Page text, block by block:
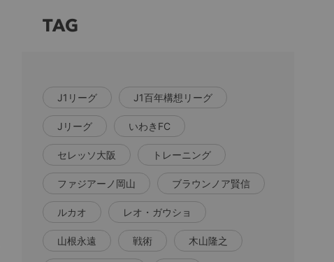
TAG
J1リーグ J1百年構想リーグ
Jリーグ いわきFC
セレッソ大阪 トレーニング
ファジアーノ岡山 ブラウンノア賢信
ルカオ レオ・ガウショ
山根永遠 戦術 木山隆之